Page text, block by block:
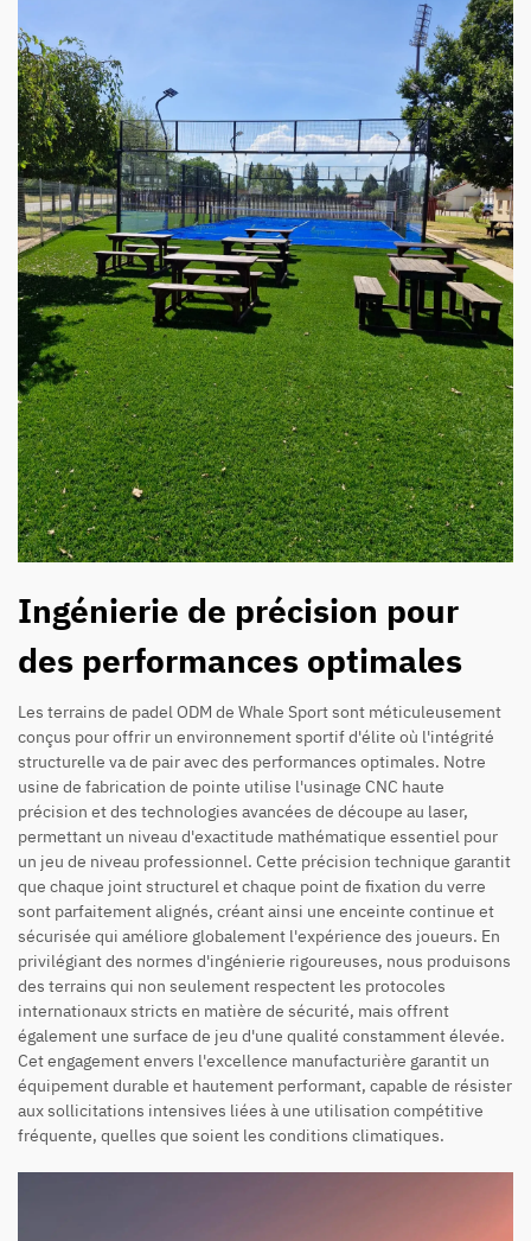
Ingénierie de précision pour
des performances optimales
Les terrains de padel ODM de Whale Sport sont méticuleusement
conçus pour offrir un environnement sportif d'élite où l'intégrité
structurelle va de pair avec des performances optimales. Notre
usine de fabrication de pointe utilise l'usinage CNC haute
précision et des technologies avancées de découpe au laser,
permettant un niveau d'exactitude mathématique essentiel pour
un jeu de niveau professionnel. Cette précision technique garantit
que chaque joint structurel et chaque point de fixation du verre
sont parfaitement alignés, créant ainsi une enceinte continue et
sécurisée qui améliore globalement l'expérience des joueurs. En
privilégiant des normes d'ingénierie rigoureuses, nous produisons
des terrains qui non seulement respectent les protocoles
internationaux stricts en matière de sécurité, mais offrent
également une surface de jeu d'une qualité constamment élevée.
Cet engagement envers l'excellence manufacturière garantit un
équipement durable et hautement performant, capable de résister
aux sollicitations intensives liées à une utilisation compétitive
fréquente, quelles que soient les conditions climatiques.